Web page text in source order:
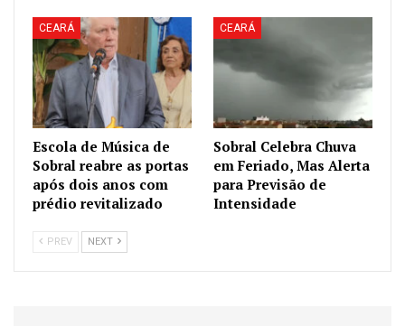
CEARÁ
Escola de Música de
Sobral reabre as portas
após dois anos com
prédio revitalizado
CEARÁ
Sobral Celebra Chuva
em Feriado, Mas Alerta
para Previsão de
Intensidade
PREV NEXT